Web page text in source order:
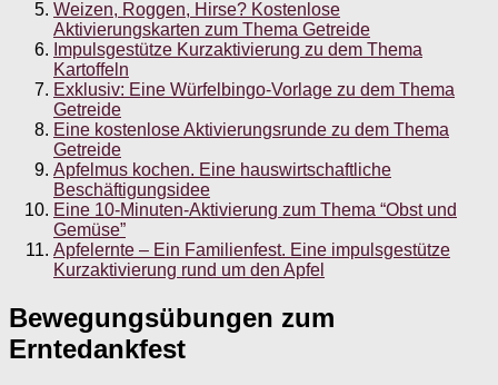
Weizen, Roggen, Hirse? Kostenlose
Aktivierungskarten zum Thema Getreide
Impulsgestütze Kurzaktivierung zu dem Thema
Kartoffeln
Exklusiv: Eine Würfelbingo-Vorlage zu dem Thema
Getreide
Eine kostenlose Aktivierungsrunde zu dem Thema
Getreide
Apfelmus kochen. Eine hauswirtschaftliche
Beschäftigungsidee
Eine 10-Minuten-Aktivierung zum Thema “Obst und
Gemüse”
Apfelernte – Ein Familienfest. Eine impulsgestütze
Kurzaktivierung rund um den Apfel
Bewegungsübungen zum
Erntedankfest